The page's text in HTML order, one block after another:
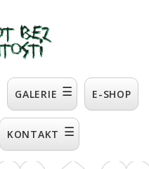
GALERIE ☰ E-SHOP
KONTAKT ☰